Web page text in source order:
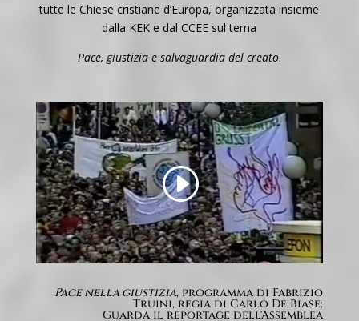
tutte le Chiese cristiane d’Europa, organizzata insieme
dalla KEK e dal CCEE sul tema
Pace, giustizia e salvaguardia del creato.
Pace nella giustizia, programma di Fabrizio
Truini, regia di Carlo De Biase:
Guarda il reportage dell'Assemblea